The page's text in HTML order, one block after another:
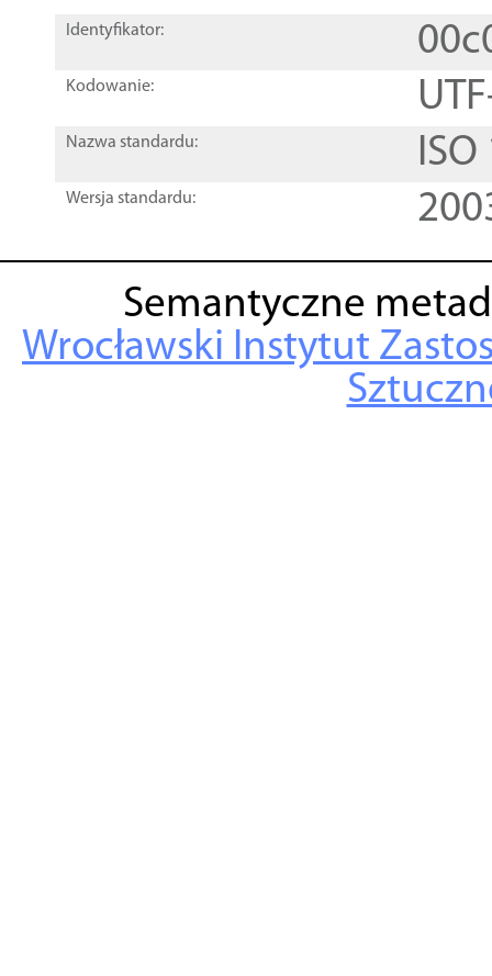
Identyfikator:
Kodowanie:
Nazwa standardu:
Wersja standardu:
Semantyczne
Wrocławski Instytut